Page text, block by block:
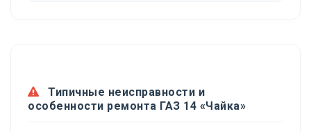
Типичные неисправности и
особенности ремонта ГАЗ 14 «Чайка»